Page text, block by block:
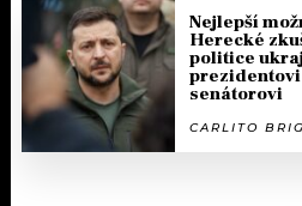
Nejlepší
Herecké
politice
senátorovi
CARLITO